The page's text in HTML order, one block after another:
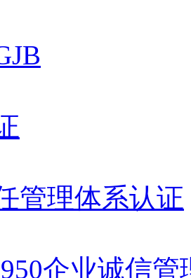
管理体系认证
企业诚信